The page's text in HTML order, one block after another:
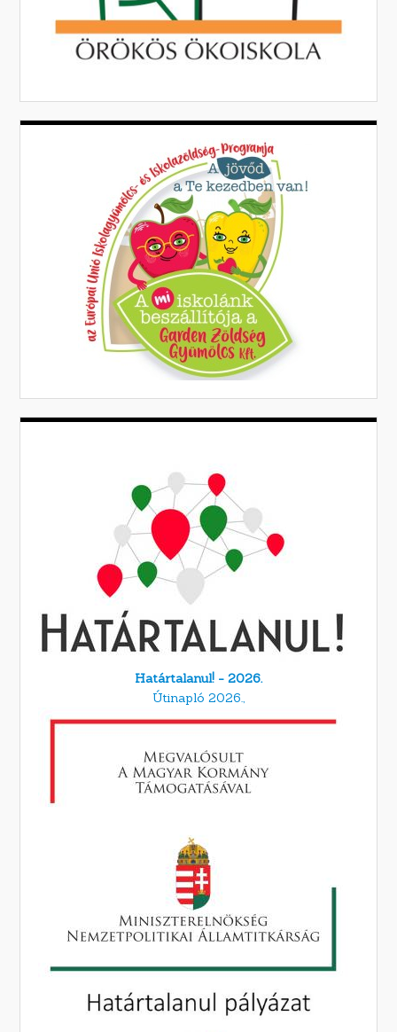
Határtalanul! - 2026.
Útinapló 2026.,